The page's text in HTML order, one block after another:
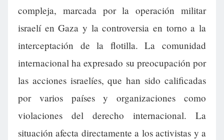
compleja, marcada por la operación militar
israelí en Gaza y la controversia en torno a la
interceptación de la flotilla. La comunidad
internacional ha expresado su preocupación por
las acciones israelíes, que han sido calificadas
por varios países y organizaciones como
violaciones del derecho internacional. La
situación afecta directamente a los activistas y a